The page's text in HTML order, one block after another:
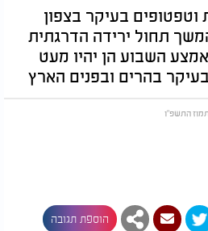
וטפטופים בעיקר בצפון
תחול ירידה הדרגתית
השבוע הן יהיו מעט
בהרים ובפנים הארץ
הוספת תגובה